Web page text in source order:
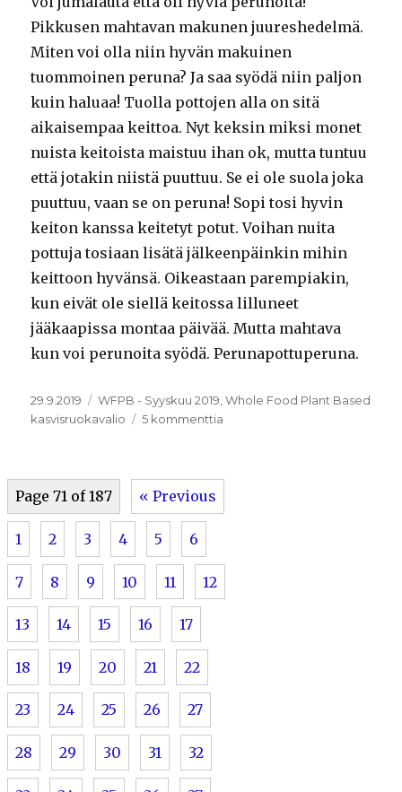
Pikkusen mahtavan makunen juureshedelmä.
Miten voi olla niin hyvän makuinen
tuommoinen peruna? Ja saa syödä niin paljon
kuin haluaa! Tuolla pottojen alla on sitä
aikaisempaa keittoa. Nyt keksin miksi monet
nuista keitoista maistuu ihan ok, mutta tuntuu
että jotakin niistä puuttuu. Se ei ole suola joka
puuttuu, vaan se on peruna! Sopi tosi hyvin
keiton kanssa keitetyt potut. Voihan nuita
pottuja tosiaan lisätä jälkeenpäinkin mihin
keittoon hyvänsä. Oikeastaan parempiakin,
kun eivät ole siellä keitossa lilluneet
jääkaapissa montaa päivää. Mutta mahtava
kun voi perunoita syödä. Perunapottuperuna.
Julkaistu
29.9.2019 Kategoriat
WFPB - Syyskuu 2019 ,Whole Food Plant Based
kasvisruokavalio
5 kommenttia
Page 71 of 187 « Previous
1 2 3 4 5 6
7 8 9 10 11 12
13 14 15 16 17
18 19 20 21 22
23 24 25 26 27
28 29 30 31 32